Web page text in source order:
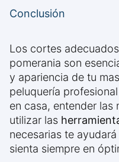
Conclusión
Los cortes
pomerania son
y apariencia de tu
peluquería
en casa, entender las
utilizar las
necesarias te
sienta siempre en